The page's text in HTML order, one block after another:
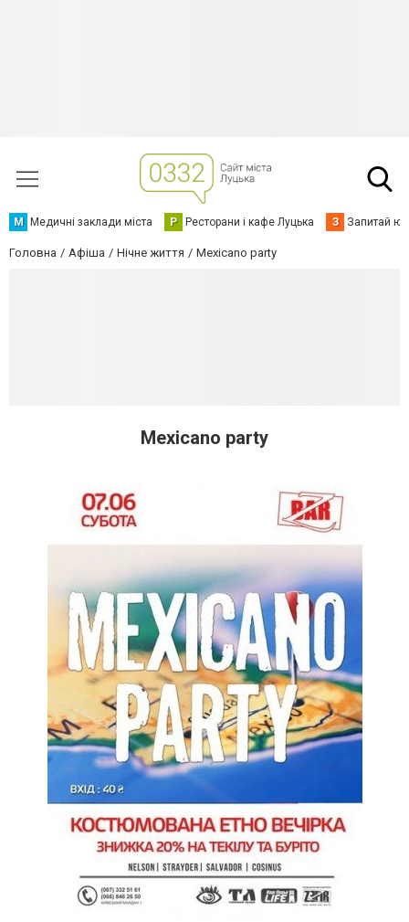
М Медичні заклади міста Р Ресторани і кафе Луцька З Запитай
Головна Афіша Нічне життя Mexicano party
Mexicano party